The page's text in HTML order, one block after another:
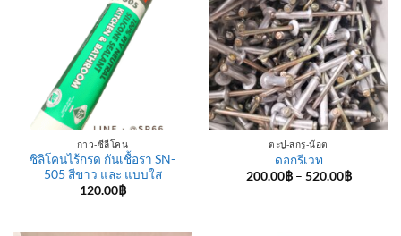
กาว-ซีลีโคน
ซิลิโคนไร้กรด กันเชื้อรา SN-
505 สีขาว และ แบบใส
120.00฿
ตะปู-สกรู-น๊อต
ดอกรีเวท
200.00฿ – 520.00฿Price